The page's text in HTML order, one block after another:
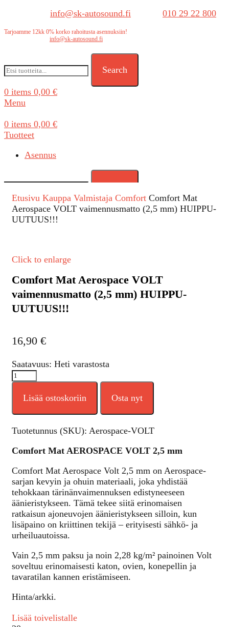
info@sk-autosound.fi 010 29 22 800
Tarjoamme 12kk 0% korko rahoitusta asennuksiin!
info@sk-autosound.fi
Search
0 items 0,00 €
Menu
0 items 0,00 €
Tuotteet
Asennus
Etusivu Kauppa Valmistaja Comfort Comfort Mat
Aerospace VOLT vaimennusmatto (2,5 mm) HUIPPU-
UUTUUS!!!
Click to enlarge
Comfort Mat Aerospace VOLT
vaimennusmatto (2,5 mm) HUIPPU-
UUTUUS!!!
16,90 €
Saatavuus: Heti varastosta
Lisää ostoskoriin Osta nyt
Tuotetunnus (SKU): Aerospace-VOLT
Comfort Mat AEROSPACE VOLT 2,5 mm
Comfort Mat Aerospace Volt 2,5 mm on Aerospace-
sarjan kevyin ja ohuin materiaali, joka yhdistää
tehokkaan tärinänvaimennuksen edistyneeseen
äänieristykseen. Tämä tekee siitä erinomaisen
ratkaisun ajoneuvojen äänieristykseen silloin, kun
lisäpaino on kriittinen tekijä – erityisesti sähkö- ja
urheiluautoissa.
Vain 2,5 mm paksu ja noin 2,28 kg/m² painoinen Volt
soveltuu erinomaisesti katon, ovien, konepellin ja
tavaratilan kannen eristämiseen.
Hinta/arkki.
Lisää toivelistalle